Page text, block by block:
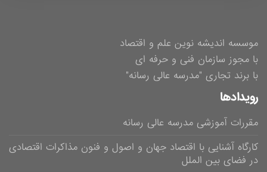
موسسه اندیشه نوین علم و اقتصاد
با مجوز سازمان فنی و حرفه ای
با برند تجاری "مدرسه عالی رسانه"
رویدادها
مقررات آموزشی مدرسه عالی رسانه
کارگاه آشنایی با اقتصاد جهان و اصول و فنون مذاکرات اقتصادی
در فضای بین الملل